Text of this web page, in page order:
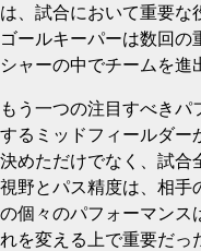
は、試合において重要な
ゴールキーパーは数回の
シャーの中でチームを進
もう一つの注目すべき
するミッドフィールダー
決めただけでなく、試合
視野とパス精度は、相手
の個々のパフォーマンス
れを変える上で重要だっ